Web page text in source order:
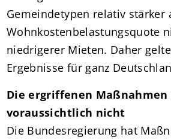
Gemeindetypen relativ stärker
Wohnkostenbelastungsquote
niedrigerer Mieten. Daher
Ergebnisse für ganz
Die ergriffenen Maßnahmen
voraussichtlich nicht
Die Bundesregierung hat